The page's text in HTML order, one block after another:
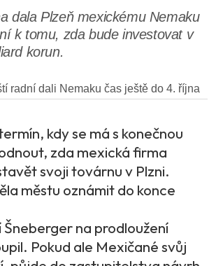
dala Plzeň mexickému Nemaku
k tomu, zda bude investovat v
korun.
kdy se má s konečnou
zda mexická firma
svoji továrnu v Plzni.
městu oznámit do konce
na prodloužení
Pokud ale Mexičané svůj